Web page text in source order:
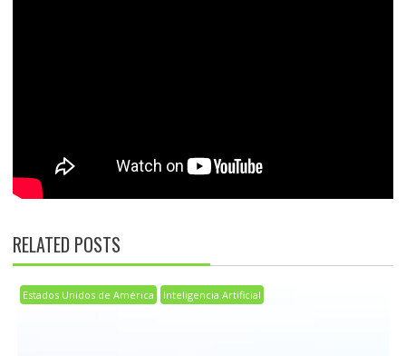
RELATED POSTS
Estados Unidos de América Inteligencia Artificial